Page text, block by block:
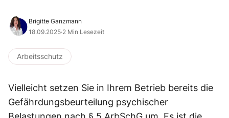
Brigitte Ganzmann
18.09.2025·2 Min Lesezeit
Arbeitsschutz
Vielleicht setzen Sie in Ihrem Betrieb bereits die
Gefährdungsbeurteilung psychischer